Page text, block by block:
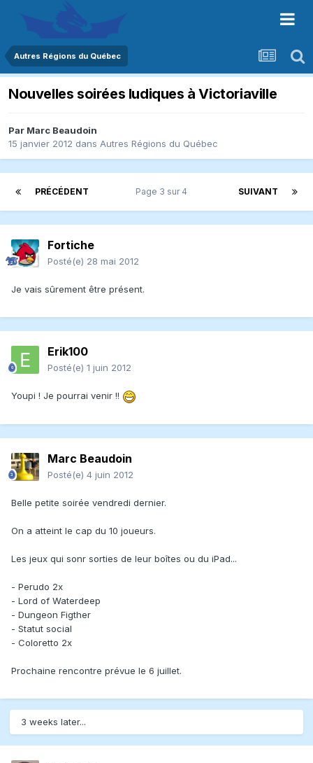
Autres Régions du Québec
Nouvelles soirées ludiques à Victoriaville
Par Marc Beaudoin
15 janvier 2012 dans Autres Régions du Québec
PRÉCÉDENT SUIVANT
Page 3 sur 4
Fortiche
Posté(e) 28 mai 2012
Je vais sûrement être présent.
Erik100
Posté(e) 1 juin 2012
Youpi ! Je pourrai venir !!
Marc Beaudoin
Posté(e) 4 juin 2012
Belle petite soirée vendredi dernier.
On a atteint le cap du 10 joueurs.
Les jeux qui sonr sorties de leur boîtes ou du iPad...
- Perudo 2x
- Lord of Waterdeep
- Dungeon Figther
- Statut social
- Coloretto 2x
Prochaine rencontre prévue le 6 juillet.
3 weeks later...